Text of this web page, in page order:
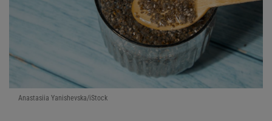
Anastasiia Yanishevska/iStock